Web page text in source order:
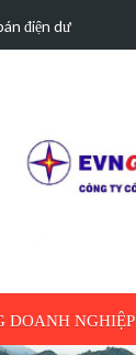
điện dư
DOANH NGHIỆP